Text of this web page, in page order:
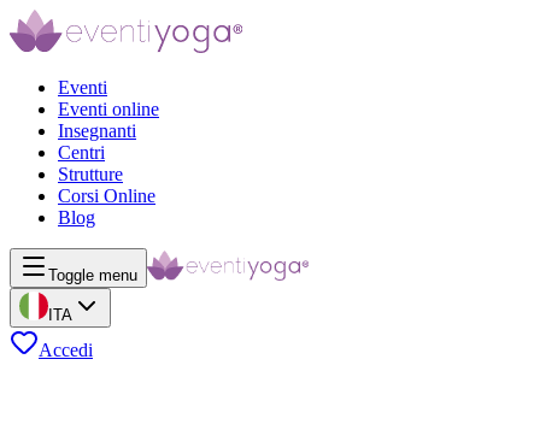
Eventi
Eventi online
Insegnanti
Centri
Strutture
Corsi Online
Blog
Toggle menu
ITA
Accedi